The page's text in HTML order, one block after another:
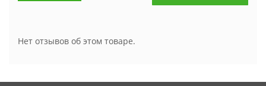
Нет отзывов об этом товаре.